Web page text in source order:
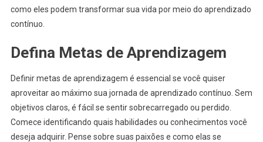
como eles podem transformar sua vida por meio do aprendizado
contínuo.
Defina Metas de Aprendizagem
Definir metas de aprendizagem é essencial se você quiser
aproveitar ao máximo sua jornada de aprendizado contínuo. Sem
objetivos claros, é fácil se sentir sobrecarregado ou perdido.
Comece identificando quais habilidades ou conhecimentos você
deseja adquirir. Pense sobre suas paixões e como elas se